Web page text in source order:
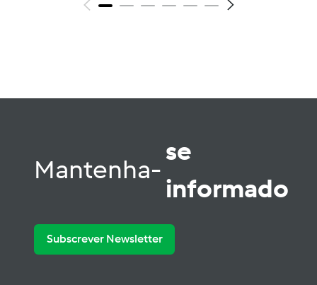
Mantenha-
se
informado
Subscrever Newsletter